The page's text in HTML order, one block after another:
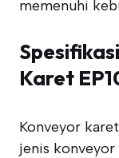
memenuhi
Karet
Konveyor
jenis